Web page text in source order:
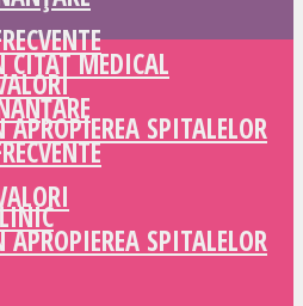
SPITALELOR
CITAT MEDICAL
SPITALELOR